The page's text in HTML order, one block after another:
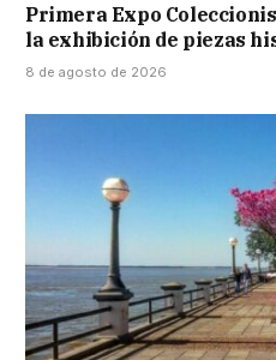
Primera Expo
la exhibición de piezas
8 de agosto de 2026